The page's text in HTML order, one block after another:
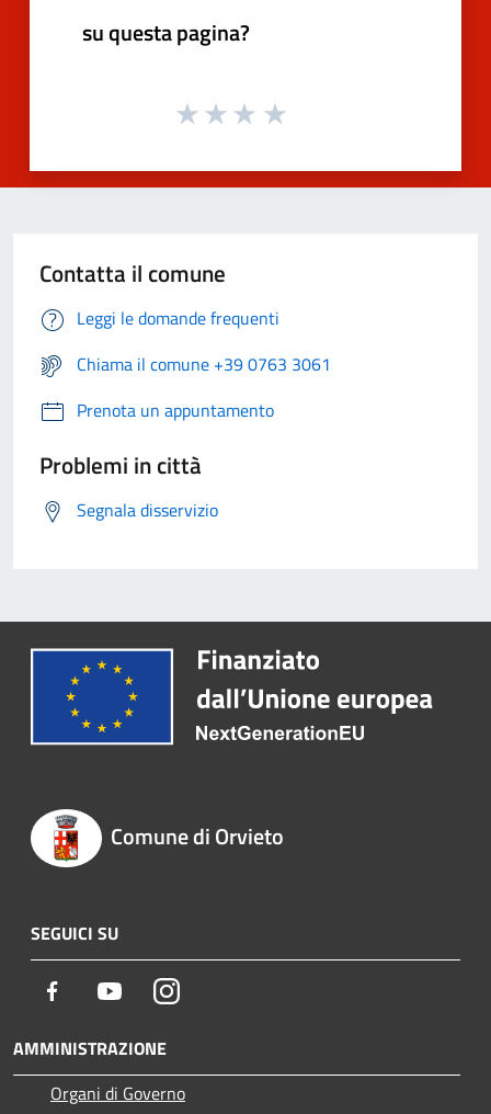
su questa pagina?
Contatta il comune
Leggi le domande frequenti
Chiama il comune +39 0763 3061
Prenota un appuntamento
Problemi in città
Segnala disservizio
Comune di Orvieto
SEGUICI SU
Facebook YoutubeInstagram
AMMINISTRAZIONE
Organi di Governo